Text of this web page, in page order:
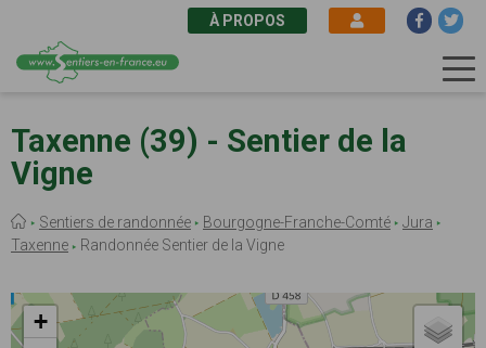
au
contenu
principal
À PROPOS
Taxenne (39) - Sentier de la
Vigne
Fil
d'Ariane
Sentiers de randonnée Bourgogne-Franche-Comté
Jura
Taxenne
Randonnée Sentier de la Vigne
+